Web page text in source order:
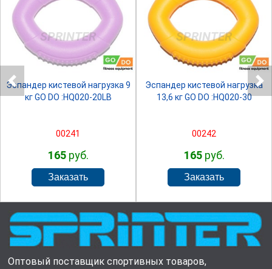
SPRINTER
Эспандер кистевой нагрузка 9
кг GO DO :HQ020-20LB
00241
165руб.
SPRINTER
Эспандер кистевой нагрузка
13,6 кг GO DO :HQ020-30
00242
165руб.
Оптовый поставщик спортивных товаров,